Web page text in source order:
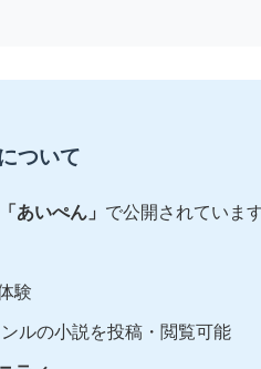
ついて
あいぺん」 で公開されていま
験
ルの小説を投稿・閲覧可能